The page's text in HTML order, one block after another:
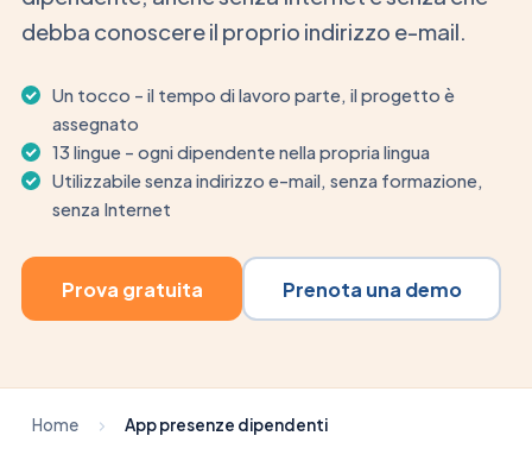
debba conoscere il proprio indirizzo e-mail.
Un tocco – il tempo di lavoro parte, il progetto è
assegnato
13 lingue – ogni dipendente nella propria lingua
Utilizzabile senza indirizzo e-mail, senza formazione,
senza Internet
Prova gratuita Prenota una demo
Home App presenze dipendenti